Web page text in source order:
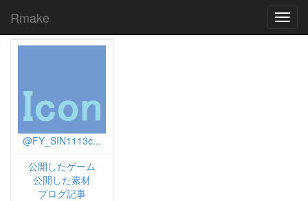
Rmake
@FY_SIN1113c...
公開したゲーム
公開した素材
ブログ記事